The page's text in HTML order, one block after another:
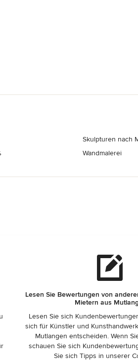
Skulpturen nach
Wandmalerei
Lesen Sie Bewertungen von
Mietern aus
Lesen Sie sich
sich für Künstler und
Mutlangen entscheiden. Wenn
schauen Sie sich
Sie sich Tipps in unserer